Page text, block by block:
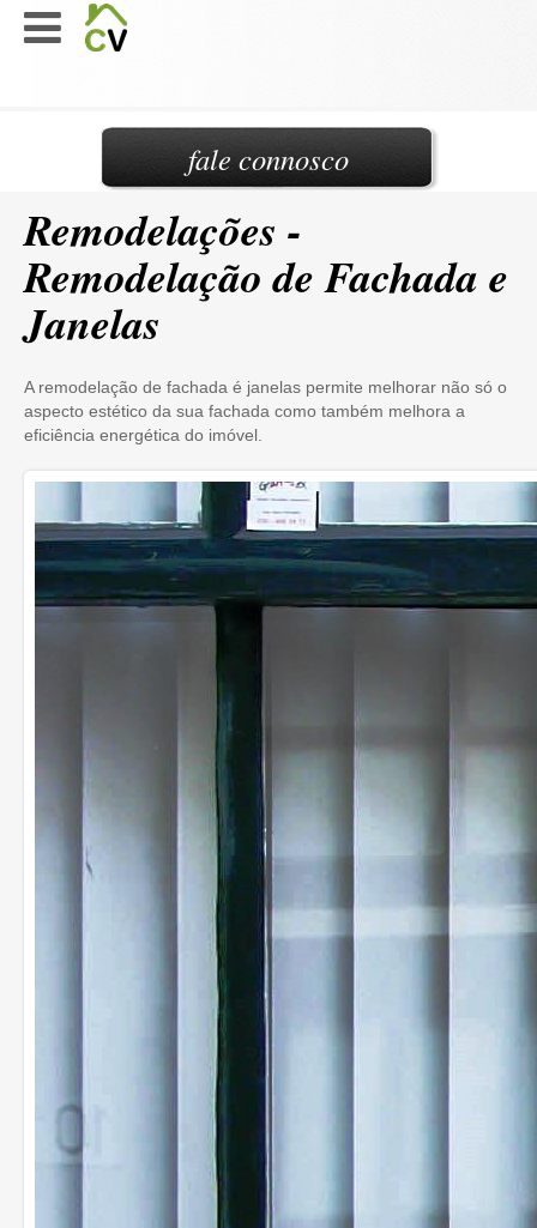
Remodelações -
Remodelação de Fachada e
Janelas
A remodelação de fachada é janelas permite melhorar não só o
aspecto estético da sua fachada como também melhora a
eficiência energética do imóvel.
fale connosco